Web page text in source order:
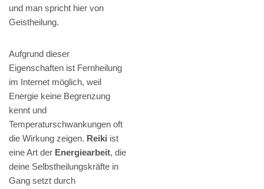
und man spricht hier von
Geistheilung.
Aufgrund dieser
Eigenschaften ist Fernheilung
im Internet möglich, weil
Energie keine Begrenzung
kennt und
Temperaturschwankungen oft
die Wirkung zeigen. Reiki ist
eine Art der Energiearbeit, die
deine Selbstheilungskräfte in
Gang setzt durch